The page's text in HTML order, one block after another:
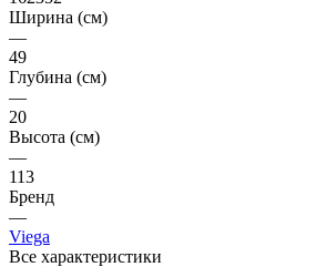
Ширина (см)
—
49
Глубина (см)
—
20
Высота (см)
—
113
Бренд
—
Viega
Все характеристики